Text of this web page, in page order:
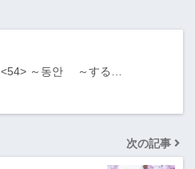
<54> ～동안 ～する…
次の記事